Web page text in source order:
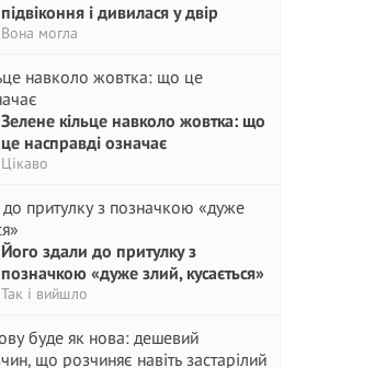
підвіконня і дивилася у двір
Вона могла
Зелене кільце навколо жовтка: що
це насправді означає
Цікаво
Його здали до притулку з
позначкою «дуже злий, кусається»
Так і вийшло